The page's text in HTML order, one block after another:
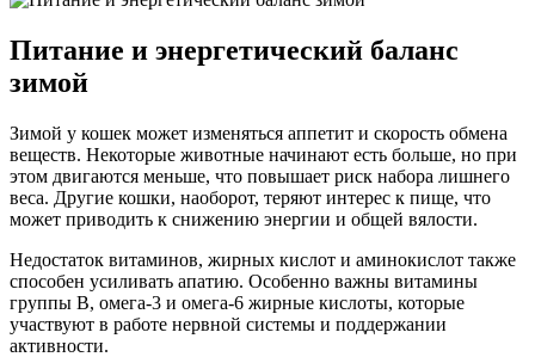
Питание и энергетический баланс
зимой
Зимой у кошек может изменяться аппетит и скорость обмена
веществ. Некоторые животные начинают есть больше, но при
этом двигаются меньше, что повышает риск набора лишнего
веса. Другие кошки, наоборот, теряют интерес к пище, что
может приводить к снижению энергии и общей вялости.
Недостаток витаминов, жирных кислот и аминокислот также
способен усиливать апатию. Особенно важны витамины
группы B, омега-3 и омега-6 жирные кислоты, которые
участвуют в работе нервной системы и поддержании
активности.